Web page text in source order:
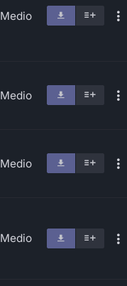
Medio
Medio
Medio
Medio